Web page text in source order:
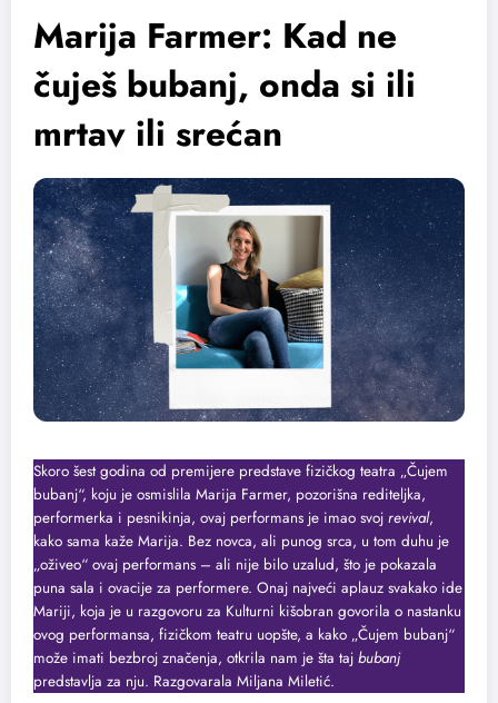
Marija Farmer: Kad ne
čuješ bubanj, onda si ili
mrtav ili srećan
Skoro šest godina od premijere predstave fizičkog teatra „Čujem
bubanj“, koju je osmislila Marija Farmer, pozorišna rediteljka,
performerka i pesnikinja, ovaj performans je imao svoj revival,
kako sama kaže Marija. Bez novca, ali punog srca, u tom duhu je
„oživeo“ ovaj performans – ali nije bilo uzalud, što je pokazala
puna sala i ovacije za performere. Onaj najveći aplauz svakako ide
Mariji, koja je u razgovoru za Kulturni kišobran govorila o nastanku
ovog performansa, fizičkom teatru uopšte, a kako „Čujem bubanj“
može imati bezbroj značenja, otkrila nam je šta taj bubanj
predstavlja za nju. Razgovarala Miljana Miletić.